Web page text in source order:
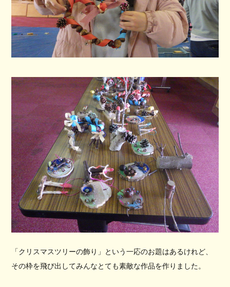
「クリスマスツリーの飾り」という一応のお題はあるけれど、
その枠を飛び出してみんなとても素敵な作品を作りました。